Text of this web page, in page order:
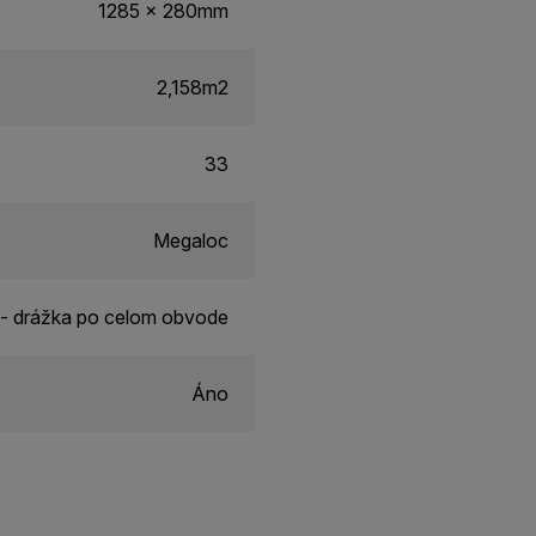
1285 x 280mm
2,158m2
33
Megaloc
drážka po celom obvode
Áno